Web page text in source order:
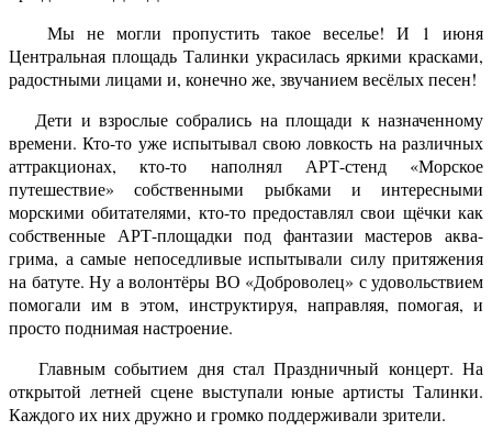
Мы не могли пропустить такое веселье! И 1 июня
Центральная площадь Талинки украсилась яркими красками,
радостными лицами и, конечно же, звучанием весёлых песен!
Дети и взрослые собрались на площади к назначенному
времени. Кто-то уже испытывал свою ловкость на различных
аттракционах, кто-то наполнял АРТ-стенд «Морское
путешествие» собственными рыбками и интересными
морскими обитателями, кто-то предоставлял свои щёчки как
собственные АРТ-площадки под фантазии мастеров аква-
грима, а самые непоседливые испытывали силу притяжения
на батуте. Ну а волонтёры ВО «Доброволец» с удовольствием
помогали им в этом, инструктируя, направляя, помогая, и
просто поднимая настроение.
Главным событием дня стал Праздничный концерт. На
открытой летней сцене выступали юные артисты Талинки.
Каждого их них дружно и громко поддерживали зрители.